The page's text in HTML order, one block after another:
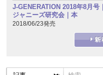
J-GENERATION 2018年8月号｜
ジャニーズ研究会｜本
2018/06/23発売